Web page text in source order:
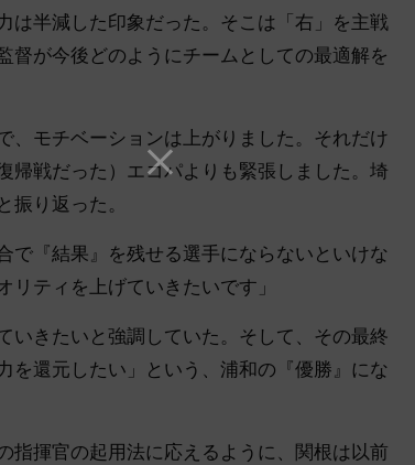
は半減した印象だった。そこは「右」を主戦
督が今後どのようにチームとしての最適解を
モチベーションは上がりました。それだけ
帰戦だった）エコパよりも緊張しました。埼
り返った。
で『結果』を残せる選手にならないといけな
ティを上げていきたいです」
きたいと強調していた。そして、その最終
を還元したい」という、浦和の『優勝』にな
揮官の起用法に応えるように、関根は以前